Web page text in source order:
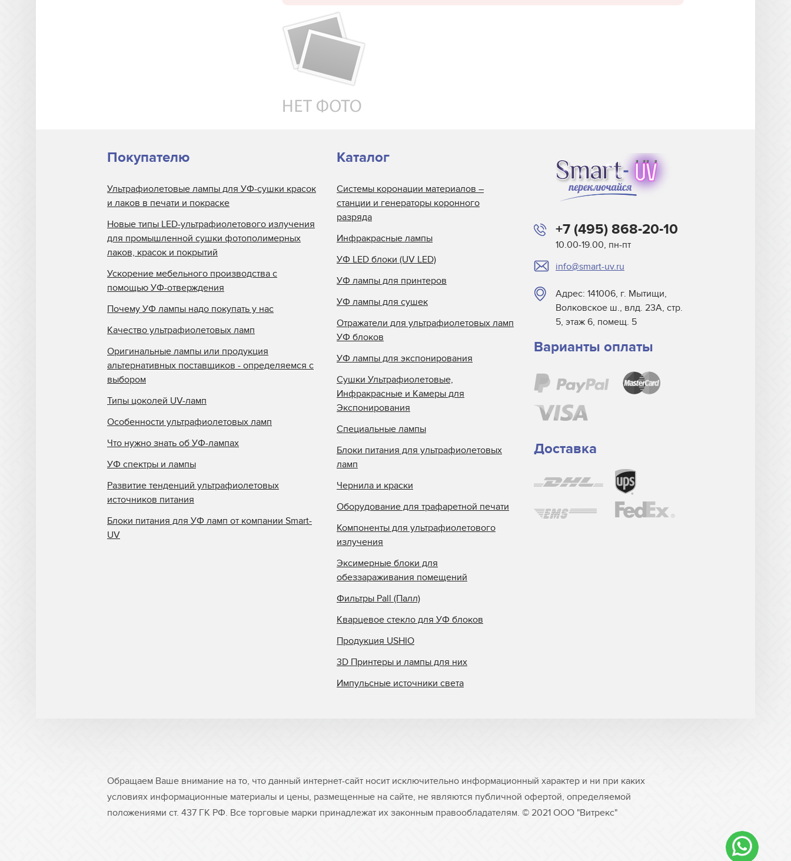
Отражатели EFI Vutek
Отражатели Flora
Отражатели Fujifilm
Отражатели Gallus
Отражатели Gandi
Отражатели GCC
Отражатели Grapo
Отражатели Inca
+7 (495) 868-20-10
10.00-19.00, пн-пт
info@smart-uv.ru
Адрес: 141006, г. Мытищи,
Волковское ш., влд. 23А, стр.
5, этаж 6, помещ. 5
Варианты оплаты
Доставка
Покупателю
Ультрафиолетовые лампы для УФ-сушки красок
и лаков в печати и покраске
Новые типы LED-ультрафиолетового излучения
для промышленной сушки фотополимерных
лаков, красок и покрытий
Ускорение мебельного производства с
помощью УФ-отверждения
Почему УФ лампы надо покупать у нас
Качество ультрафиолетовых ламп
Оригинальные лампы или продукция
альтернативных поставщиков - определяемся с
выбором
Типы цоколей UV-ламп
Особенности ультрафиолетовых ламп
Что нужно знать об УФ-лампах
УФ спектры и лампы
Развитие тенденций ультрафиолетовых
источников питания
Блоки питания для УФ ламп от компании Smart-
UV
Каталог
Системы коронации материалов –
станции и генераторы коронного
разряда
Инфракрасные лампы
УФ LED блоки (UV LED)
УФ лампы для принтеров
УФ лампы для сушек
Отражатели для ультрафиолетовых ламп
УФ блоков
УФ лампы для экспонирования
Сушки Ультрафиолетовые,
Инфракрасные и Камеры для
Экспонирования
Специальные лампы
Блоки питания для ультрафиолетовых
ламп
Чернила и краски
Оборудование для трафаретной печати
Компоненты для ультрафиолетового
излучения
Эксимерные блоки для
обеззараживания помещений
Фильтры Pall (Палл)
Кварцевое стекло для УФ блоков
Продукция USHIO
3D Принтеры и лампы для них
Импульсные источники света
Обращаем Ваше внимание на то, что данный интернет-сайт носит исключительно информационный характер и ни при каких
условиях информационные материалы и цены, размещенные на сайте, не являются публичной офертой, определяемой
положениями ст. 437 ГК РФ. Все торговые марки принадлежат их законным правообладателям. © 2021 ООО "Витрекс"